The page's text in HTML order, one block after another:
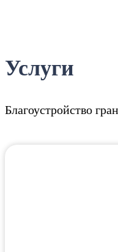
Услуги
Благоустройство